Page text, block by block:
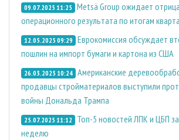
09.07.2025 11:25 Metsä Group ожидает
операционного результата по итогам
12.05.2025 09:29 Еврокомиссия обсуждает
пошлин на импорт бумаги и картона из США
26.03.2025 10:24 Американские
продавцы стройматериалов выступили
войны Дональда Трампа
25.07.2025 11:12
Топ-5 новостей ЛПК и ЦБП
неделю